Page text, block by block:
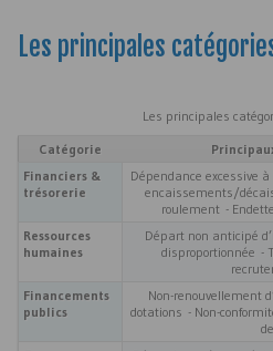
Les principales
Les principales
Catégorie
Financiers &
trésorerie
Dépendance excessive
encaissements/
roulement -
Ressources
humaines
Départ non anticipé
disproportionnée -
Financements
publics
Non-renouvellement
dotations - Non-